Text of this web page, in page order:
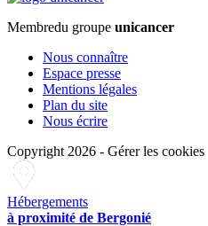
Membredu groupe unicancer
Nous connaître
Espace presse
Mentions légales
Plan du site
Nous écrire
Copyright 2026 - Gérer les cookies
Hébergements
à proximité de Bergonié